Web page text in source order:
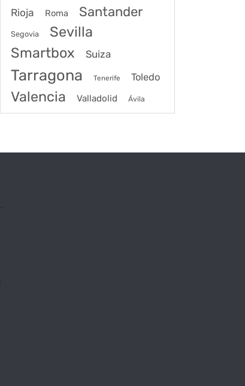
Rioja Roma Santander
Segovia
Sevilla
Smartbox
Suiza
Tarragona Tenerife Toledo
Valencia Valladolid Ávila